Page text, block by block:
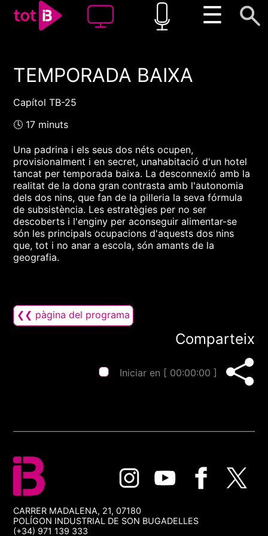
☰
00:00 00:00
TEMPORADA BAIXA
Capítol TB-25
🕓 17 minuts
Una padrina i els seus dos néts ocupen,
provisionalment i en secret, unahabitació d'un hotel
tancat per temporada baixa. La desconnexió amb la
realitat de la dona gran contrasta amb l'autonomia
dels dos nins, que fan de la pilleria la seva fórmula
de subsistència. Les estratègies per no ser
descoberts i l'enginy per aconseguir alimentar-se
són les principals ocupacions d'aquests dos nins
que, tot i no anar a escola, són amants de la
geografia.
❮❮ pàgina del programa
Comparteix
Iniciar en [ 00:00:00 ]
CARRER MADALENA, 21, 07180
POLÍGON INDUSTRIAL DE SON BUGADELLES
(+34) 971 139 333